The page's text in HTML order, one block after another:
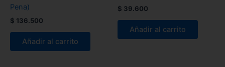
Pena)
$ 136.500
Añadir al carrito
$ 39.600
Añadir al carrito